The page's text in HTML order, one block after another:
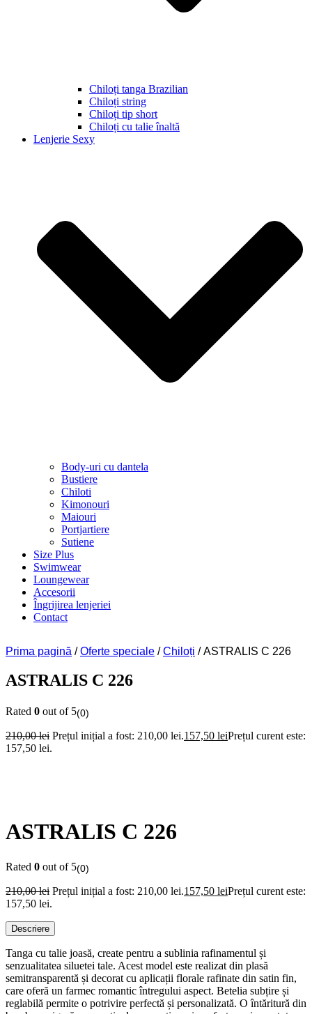
Chiloți tanga Brazilian
Chiloți string
Chiloți tip short
Chiloți cu talie înaltă
Lenjerie Sexy
Body-uri cu dantela
Bustiere
Chiloti
Kimonouri
Maiouri
Portjartiere
Sutiene
Size Plus
Swimwear
Loungewear
Accesorii
Îngrijirea lenjeriei
Contact
Prima pagină /Oferte speciale /Chiloți / ASTRALIS C 226
ASTRALIS C 226
Rated 0 out of 5(0)
210,00lei Prețul inițial a fost: 210,00 lei.157,50 leiPrețul curent este:
157,50 lei.
ASTRALIS C 226
Rated 0 out of 5(0)
210,00lei Prețul inițial a fost: 210,00 lei.157,50 leiPrețul curent este:
157,50 lei.
Descriere
Tanga cu talie joasă, create pentru a sublinia rafinamentul și
senzualitatea siluetei tale. Acest model este realizat din plasă
semitransparentă și decorat cu aplicații florale rafinate din satin fin,
care oferă un farmec romantic întregului aspect. Betelia subțire și
reglabilă permite o potrivire perfectă și personalizată. O întăritură din